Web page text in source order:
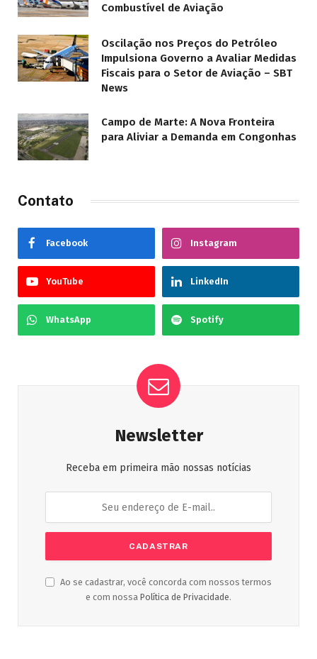
Combustível de Aviação
Oscilação nos Preços do Petróleo
Impulsiona Governo a Avaliar Medidas
Fiscais para o Setor de Aviação – SBT
News
Campo de Marte: A Nova Fronteira
para Aliviar a Demanda em Congonhas
Contato
Facebook Instagram
YouTube LinkedIn
WhatsApp Spotify
Newsletter
Receba em primeira mão nossas notícias
Ao se cadastrar, você concorda com nossos termos
e com nossa Política de Privacidade.